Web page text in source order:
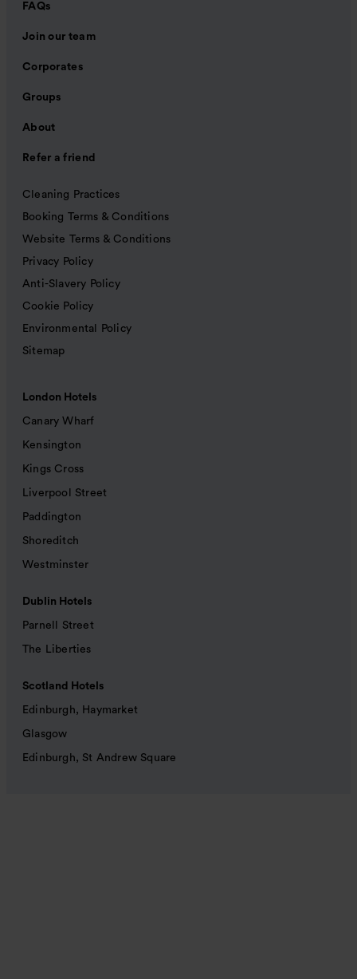
FAQs
Join our team
Corporates
Groups
About
Refer a friend
Cleaning Practices
Booking Terms & Conditions
Website Terms & Conditions
Privacy Policy
Anti-Slavery Policy
Cookie Policy
Environmental Policy
Sitemap
London Hotels
Canary Wharf
Kensington
Kings Cross
Liverpool Street
Paddington
Shoreditch
Westminster
Dublin Hotels
Parnell Street
The Liberties
Scotland Hotels
Edinburgh, Haymarket
Glasgow
Edinburgh, St Andrew Square